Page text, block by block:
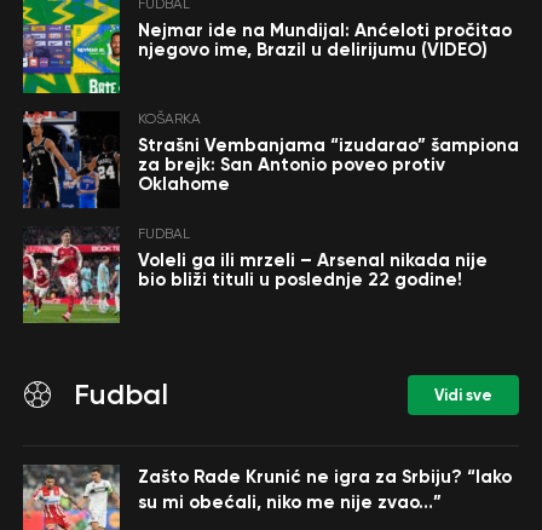
FUDBAL
Nejmar ide na Mundijal: Anćeloti pročitao
njegovo ime, Brazil u delirijumu (VIDEO)
KOŠARKA
Strašni Vembanjama “izudarao” šampiona
za brejk: San Antonio poveo protiv
Oklahome
FUDBAL
Voleli ga ili mrzeli – Arsenal nikada nije
bio bliži tituli u poslednje 22 godine!
Fudbal Vidi sve
Zašto Rade Krunić ne igra za Srbiju? “Iako
su mi obećali, niko me nije zvao…”